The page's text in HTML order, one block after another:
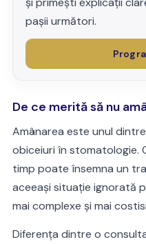
pașii următori.
De ce merită să nu
Amânarea este unul
obiceiuri în stomatologie.
timp poate însemna un
aceeași situație ignorată
mai complexe și mai
Diferența dintre o